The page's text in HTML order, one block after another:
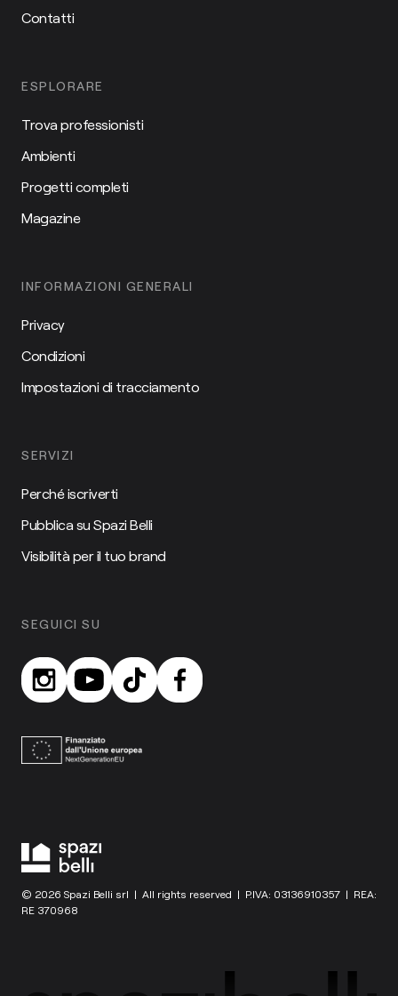
Contatti
ESPLORARE
Trova professionisti
Ambienti
Progetti completi
Magazine
INFORMAZIONI GENERALI
Privacy
Condizioni
Impostazioni di tracciamento
SERVIZI
Perché iscriverti
Pubblica su Spazi Belli
Visibilità per il tuo brand
SEGUICI SU
© 2026 Spazi Belli srl | All rights reserved | P.IVA: 03136910357 | REA:
RE 370968